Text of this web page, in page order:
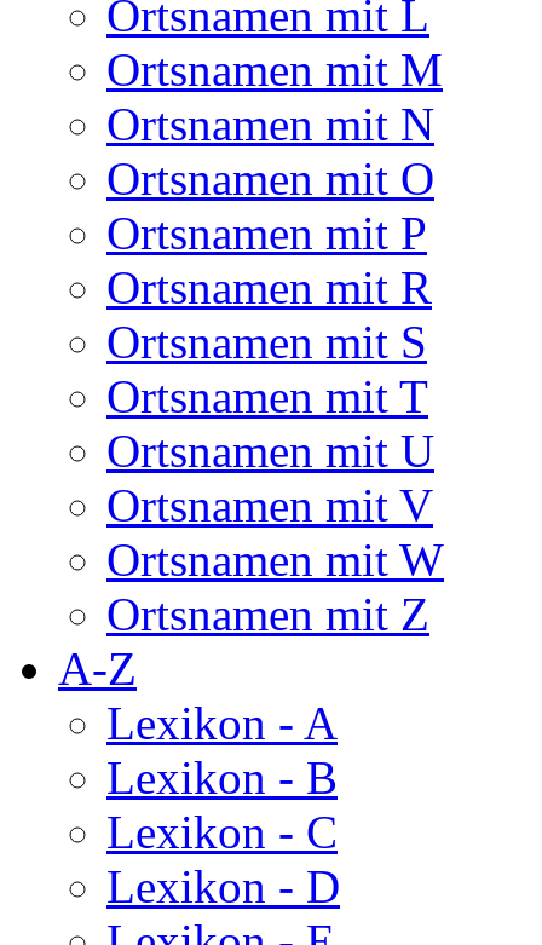
Ortsnamen mit L
Ortsnamen mit M
Ortsnamen mit N
Ortsnamen mit O
Ortsnamen mit P
Ortsnamen mit R
Ortsnamen mit S
Ortsnamen mit T
Ortsnamen mit U
Ortsnamen mit V
Ortsnamen mit W
Ortsnamen mit Z
A-Z
Lexikon - A
Lexikon - B
Lexikon - C
Lexikon - D